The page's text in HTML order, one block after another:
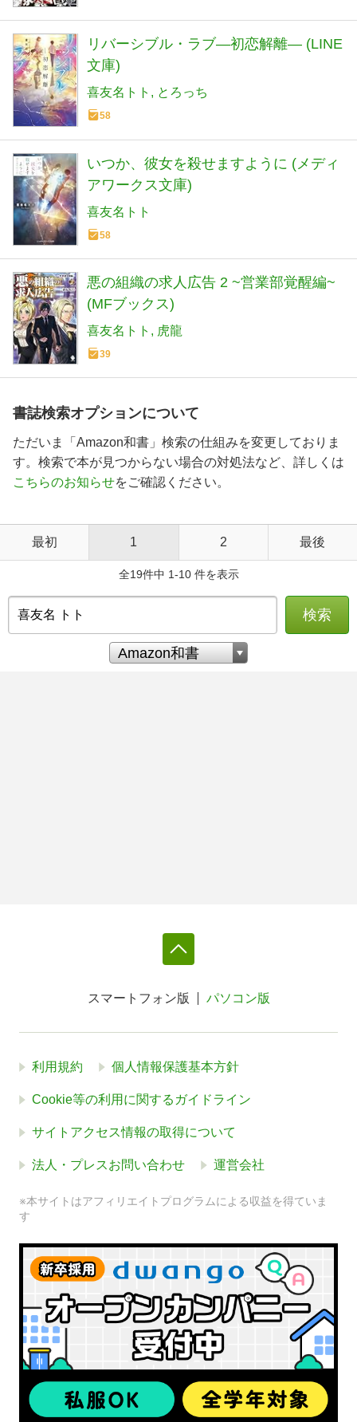
リバーシブル・ラブ―初恋解離― (LINE
文庫)
喜友名トト とろっち
58
いつか、彼女を殺せますように (メディ
アワークス文庫)
喜友名トト
58
悪の組織の求人広告 2 ~営業部覚醒編~
(MFブックス)
喜友名トト 虎龍
39
書誌検索オプションについて
ただいま「Amazon和書」検索の仕組みを変更しておりま
す。検索で本が見つからない場合の対処法など、詳しくは
こちらのお知らせをご確認ください。
最初 1 2 最後
全19件中 1-10 件を表示
検索
スマートフォン版 パソコン版
利用規約 個人情報保護基本方針
Cookie等の利用に関するガイドライン
サイトアクセス情報の取得について
法人・プレスお問い合わせ 運営会社
※本サイトはアフィリエイトプログラムによる収益を得ていま
す